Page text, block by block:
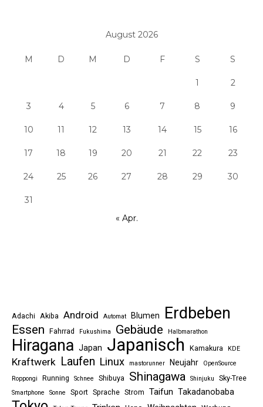
August 2026
M D M D F S S
1 2
3 4 5 6 7 8 9
10 11 12 13 14 15 16
17 18 19 20 21 22 23
24 25 26 27 28 29 30
31
« Apr.
Adachi Akiba Android Automat Blumen Erdbeben
Essen Fahrrad Fukushima Gebäude Halbmarathon
Hiragana Japan Japanisch Kamakura KDE
Kraftwerk Laufen Linux mastorunner Neujahr
OpenSource
Roppongi
Running Schnee Shibuya Shinagawa Shinjuku Sky-Tree
Smartphone Sonne Sport Sprache Strom Taifun Takadanobaba